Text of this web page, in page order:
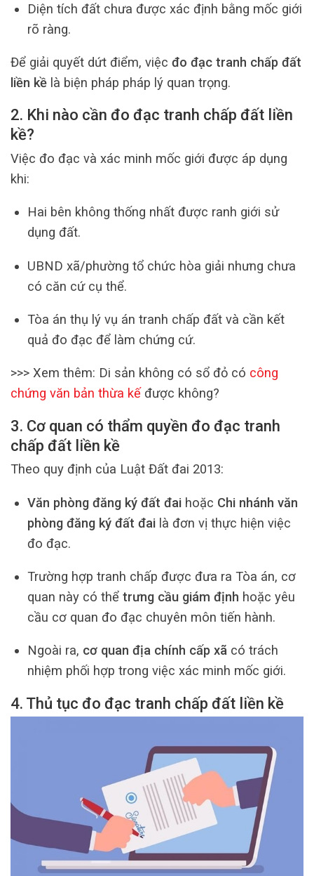
Diện tích đất chưa được xác định bằng mốc giới
rõ ràng.
Để giải quyết dứt điểm, việc đo đạc tranh chấp đất
liền kề là biện pháp pháp lý quan trọng.
2. Khi nào cần đo đạc tranh chấp đất liền
kề?
Việc đo đạc và xác minh mốc giới được áp dụng
khi:
Hai bên không thống nhất được ranh giới sử
dụng đất.
UBND xã/phường tổ chức hòa giải nhưng chưa
có căn cứ cụ thể.
Tòa án thụ lý vụ án tranh chấp đất và cần kết
quả đo đạc để làm chứng cứ.
>>> Xem thêm: Di sản không có sổ đỏ có công
chứng văn bản thừa kế được không?
3. Cơ quan có thẩm quyền đo đạc tranh
chấp đất liền kề
Theo quy định của Luật Đất đai 2013:
Văn phòng đăng ký đất đaihoặc Chi nhánh văn
phòng đăng ký đất đailà đơn vị thực hiện việc
đo đạc.
Trường hợp tranh chấp được đưa ra Tòa án, cơ
quan này có thể trưng cầu giám định hoặc yêu
cầu cơ quan đo đạc chuyên môn tiến hành.
Ngoài ra, cơ quan địa chính cấp xãcó trách
nhiệm phối hợp trong việc xác minh mốc giới.
4. Thủ tục đo đạc tranh chấp đất liền kề